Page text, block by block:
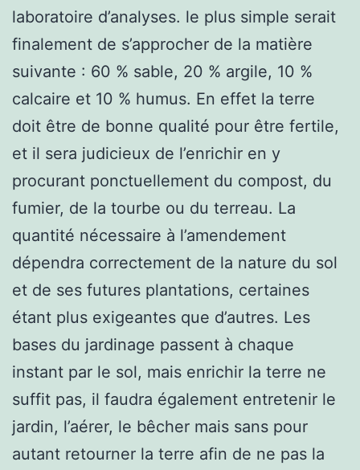
laboratoire d’analyses. le plus simple serait
finalement de s’approcher de la matière
suivante : 60 % sable, 20 % argile, 10 %
calcaire et 10 % humus. En effet la terre
doit être de bonne qualité pour être fertile,
et il sera judicieux de l’enrichir en y
procurant ponctuellement du compost, du
fumier, de la tourbe ou du terreau. La
quantité nécessaire à l’amendement
dépendra correctement de la nature du sol
et de ses futures plantations, certaines
étant plus exigeantes que d’autres. Les
bases du jardinage passent à chaque
instant par le sol, mais enrichir la terre ne
suffit pas, il faudra également entretenir le
jardin, l’aérer, le bêcher mais sans pour
autant retourner la terre afin de ne pas la